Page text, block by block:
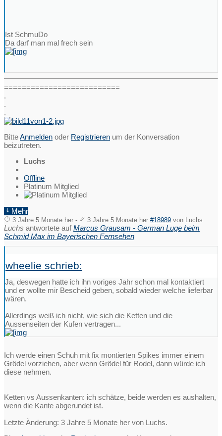
Ist SchmuDo
Da darf man mal frech sein
==========================
.
.
.
BitteAnmelden oder Registrieren um der Konversation
beizutreten.
Luchs
Offline
Platinum Mitglied
Mehr
3 Jahre 5 Monate her- 3 Jahre 5 Monate her #18989 von Luchs
Luchs antwortete aufMarcus Grausam - German Luge beim
Schmid Max im Bayerischen Fernsehen
wheelie schrieb:
Ja, deswegen hatte ich ihn voriges Jahr schon mal kontaktiert
und er wollte mir Bescheid geben, sobald wieder welche lieferbar
wären.
Allerdings weiß ich nicht, wie sich die Ketten und die
Aussenseiten der Kufen vertragen...
Ich werde einen Schuh mit fix montierten Spikes immer einem
Grödel vorziehen, aber wenn Grödel für Rodel, dann würde ich
diese nehmen.
Ketten vs Aussenkanten: ich schätze, beide werden es aushalten,
wenn die Kante abgerundet ist.
Letzte Änderung: 3 Jahre 5 Monate her von Luchs.